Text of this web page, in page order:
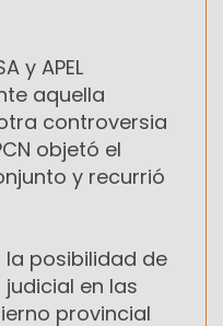
y APEL
aquella
controversia
objetó el
y recurrió
posibilidad de
en las
provincial